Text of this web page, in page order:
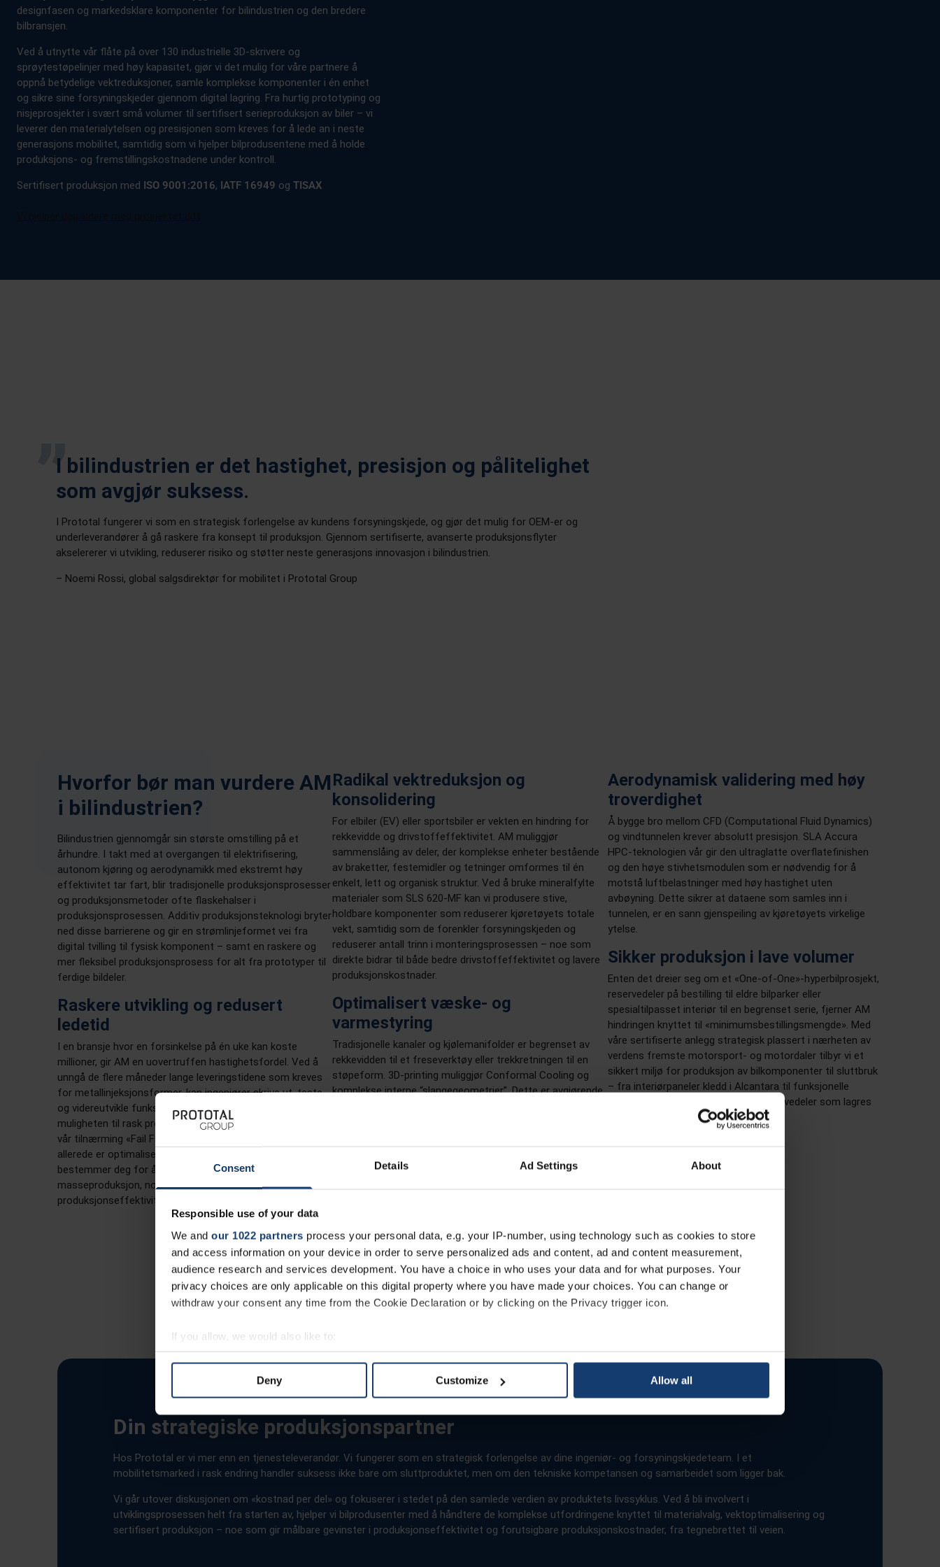
Consent Details Ad Settings About
Responsible use of your data
We and our 1022 partners process your personal data, e.g. your IP-number, using technology such as cookies to store
and access information on your device in order to serve personalized ads and content, ad and content measurement,
audience research and services development. You have a choice in who uses your data and for what purposes. Your
privacy choices are only applicable on this digital property where you have made your choices. You can change or
withdraw your consent any time from the Cookie Declaration or by clicking on the Privacy trigger icon.
If you allow, we would also like to:
Collect information about your geographical location which can be accurate to within several meters
We use cookies to personalise content and ads, to provide social media features and to analyse our traffic. We also share
information about your use of our site with our social media, advertising and analytics partners who may combine it with
other information that you’ve provided to them or that they’ve collected from your use of their services.
Deny Customize Allow all
designfasen og markedsklare komponenter for bilindustrien og den bredere
bilbransjen.
Ved å utnytte vår flåte på over 130 industrielle 3D-skrivere og
sprøytestøpelinjer med høy kapasitet, gjør vi det mulig for våre partnere å
oppnå betydelige vektreduksjoner, samle komplekse komponenter i én enhet
og sikre sine forsyningskjeder gjennom digital lagring. Fra hurtig prototyping og
nisjeprosjekter i svært små volumer til sertifisert serieproduksjon av biler – vi
leverer den materialytelsen og presisjonen som kreves for å lede an i neste
generasjons mobilitet, samtidig som vi hjelper bilprodusentene med å holde
produksjons- og fremstillingskostnadene under kontroll.
Sertifisert produksjon med ISO 9001:2016, IATF 16949 og TISAX
I bilindustrien er det hastighet, presisjon og pålitelighet
som avgjør suksess.
I Prototal fungerer vi som en strategisk forlengelse av kundens forsyningskjede, og gjør det mulig for OEM-er og
underleverandører å gå raskere fra konsept til produksjon. Gjennom sertifiserte, avanserte produksjonsflyter
akselererer vi utvikling, reduserer risiko og støtter neste generasjons innovasjon i bilindustrien.
– Noemi Rossi, global salgsdirektør for mobilitet i Prototal Group
Hvorfor bør man vurdere AM
i bilindustrien?
Bilindustrien gjennomgår sin største omstilling på et
århundre. I takt med at overgangen til elektrifisering,
autonom kjøring og aerodynamikk med ekstremt høy
effektivitet tar fart, blir tradisjonelle produksjonsprosesser
og produksjonsmetoder ofte flaskehalser i
produksjonsprosessen. Additiv produksjonsteknologi bryter
ned disse barrierene og gir en strømlinjeformet vei fra
digital tvilling til fysisk komponent – samt en raskere og
mer fleksibel produksjonsprosess for alt fra prototyper til
ferdige bildeler.
Raskere utvikling og redusert
ledetid
I en bransje hvor en forsinkelse på én uke kan koste
millioner, gir AM en uovertruffen hastighetsfordel. Ved å
unngå de flere måneder lange leveringstidene som kreves
for metallinjeksjonsformer, kan ingeniører skrive ut, teste
og videreutvikle funksjonelle prototyper på få dager. Denne
muligheten til rask prototyping – som kommer til uttrykk i
vår tilnærming «Fail Fast, Learn Faster» – sikrer at designet
allerede er optimalisert og risikoen redusert når du
bestemmer deg for å gå videre med verktøy for
masseproduksjon, noe som ivaretar
produksjonseffektiviteten lenger ned i produksjonskjeden.
Radikal vektreduksjon og
konsolidering
For elbiler (EV) eller sportsbiler er vekten en hindring for
rekkevidde og drivstoffeffektivitet. AM muliggjør
sammenslåing av deler, der komplekse enheter bestående
av braketter, festemidler og tetninger omformes til én
enkelt, lett og organisk struktur. Ved å bruke mineralfylte
materialer som SLS 620-MF kan vi produsere stive,
holdbare komponenter som reduserer kjøretøyets totale
vekt, samtidig som de forenkler forsyningskjeden og
reduserer antall trinn i monteringsprosessen – noe som
direkte bidrar til både bedre drivstoffeffektivitet og lavere
produksjonskostnader.
Optimalisert væske- og
varmestyring
Tradisjonelle kanaler og kjølemanifolder er begrenset av
rekkevidden til et freseverktøy eller trekkretningen til en
støpeform. 3D-printing muliggjør Conformal Cooling og
komplekse interne “slangegeometrier”. Dette er avgjørende
som ganske enkelt ikke kan fremstilles med tradisjonelle
Aerodynamisk validering med høy
troverdighet
Å bygge bro mellom CFD (Computational Fluid Dynamics)
og vindtunnelen krever absolutt presisjon. SLA Accura
HPC-teknologien vår gir den ultraglatte overflatefinishen
og den høye stivhetsmodulen som er nødvendig for å
motstå luftbelastninger med høy hastighet uten
avbøyning. Dette sikrer at dataene som samles inn i
tunnelen, er en sann gjenspeiling av kjøretøyets virkelige
ytelse.
Sikker produksjon i lave volumer
Enten det dreier seg om et «One-of-One»-hyperbilprosjekt,
reservedeler på bestilling til eldre bilparker eller
spesialtilpasset interiør til en begrenset serie, fjerner AM
hindringen knyttet til «minimumsbestillingsmengde». Med
våre sertifiserte anlegg strategisk plassert i nærheten av
verdens fremste motorsport- og motordaler tilbyr vi et
sikkert miljø for produksjon av bilkomponenter til sluttbruk
– fra interiørpaneler kledd i Alcantara til funksjonelle
komponenter under panseret og reservedeler som lagres
Din strategiske produksjonspartner
Hos Prototal er vi mer enn en tjenesteleverandør. Vi fungerer som en strategisk forlengelse av dine ingeniør- og forsyningskjedeteam. I et
mobilitetsmarked i rask endring handler suksess ikke bare om sluttproduktet, men om den tekniske kompetansen og samarbeidet som ligger bak.
Vi går utover diskusjonen om «kostnad per del» og fokuserer i stedet på den samlede verdien av produktets livssyklus. Ved å bli involvert i
utviklingsprosessen helt fra starten av, hjelper vi bilprodusenter med å håndtere de komplekse utfordringene knyttet til materialvalg, vektoptimalisering og
sertifisert produksjon – noe som gir målbare gevinster i produksjonseffektivitet og forutsigbare produksjonskostnader, fra tegnebrettet til veien.